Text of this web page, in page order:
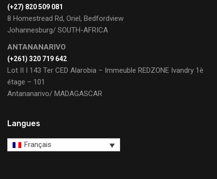
(+27) 820 509 081
8 Homestread Rd, Oriel, Bedfordview
Johannesburg/ SOUTH-AFRICA
ANTANANARIVO
(+261) 320 719 642
Lot II I 143 Ter CED Alarobia – Immeuble REDZONE Ivandry 1è
étage – 101
Antananarivo/ MADAGASCAR
Langues
Français